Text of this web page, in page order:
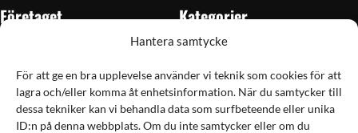
Hantera samtycke
För att ge en bra upplevelse använder vi teknik som cookies för att
lagra och/eller komma åt enhetsinformation. När du samtycker till
dessa tekniker kan vi behandla data som surfbeteende eller unika
ID:n på denna webbplats. Om du inte samtycker eller om du
Företaget
Butiken i Vellinge
Artiklar
Grain till gram-kalkylator
Kategorier
Skytte
Jakt & fiske
Handladdning
Optik